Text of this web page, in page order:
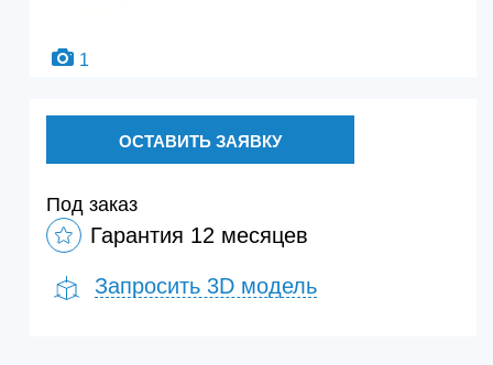
1
ОСТАВИТЬ ЗАЯВКУ
Под заказ
Гарантия 12 месяцев
Запросить 3D модель